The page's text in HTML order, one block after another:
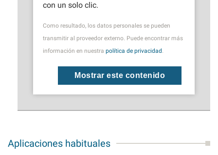
con un solo clic.
Como resultado, los datos personales se pueden
transmitir al proveedor externo. Puede encontrar más
información en nuestra política de privacidad .
Mostrar este contenido
Aplicaciones habituales